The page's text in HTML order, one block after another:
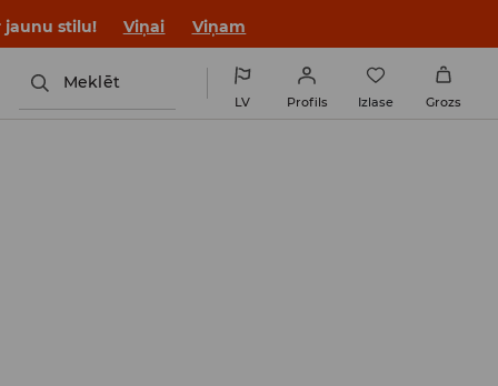
jaunu stilu! Viņai Viņam
Meklēt
LV Profils Izlase Grozs